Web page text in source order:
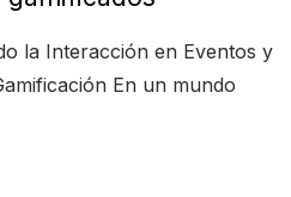
la Interacción en Eventos y
En un mundo